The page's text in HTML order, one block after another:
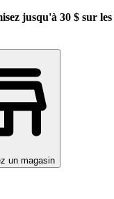
jusqu'à 30 $ sur
un magasin